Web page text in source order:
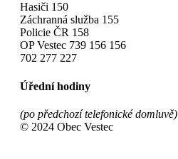
Hasiči 150
Záchranná služba 155
Policie ČR 158
OP Vestec 739 156 156
702 277 227
Úřední hodiny
(po předchozí telefonické domluvě)
© 2024 Obec Vestec